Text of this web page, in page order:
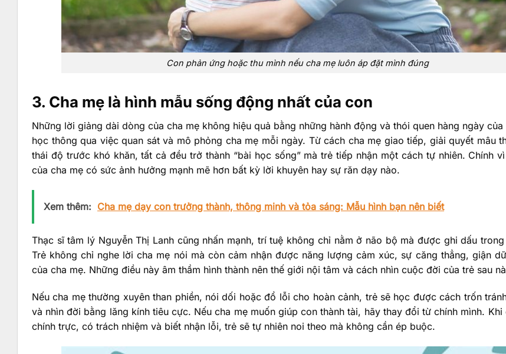
Con phản ứng hoặc thu mình nếu cha mẹ luôn áp đặt mình đúng
3. Cha mẹ là hình mẫu sống động nhất của con
Những lời giảng dài dòng của cha mẹ không hiệu quả bằng những hành động và thói quen hàng ngày
học thông qua việc quan sát và mô phỏng cha mẹ mỗi ngày. Từ cách cha mẹ giao tiếp, giải quyết mâu
thái độ trước khó khăn, tất cả đều trở thành “bài học sống” mà trẻ tiếp nhận một cách tự nhiên. Chính
của cha mẹ có sức ảnh hưởng mạnh mẽ hơn bất kỳ lời khuyên hay sự răn dạy nào.
Xem thêm: Cha mẹ dạy con trưởng thành, thông minh và tỏa sáng: Mẫu hình bạn nên biết
Thạc sĩ tâm lý Nguyễn Thị Lanh cũng nhấn mạnh, trí tuệ không chỉ nằm ở não bộ mà được ghi dấu
Trẻ không chỉ nghe lời cha mẹ nói mà còn cảm nhận được năng lượng cảm xúc, sự căng thẳng, giận
của cha mẹ. Những điều này âm thầm hình thành nên thế giới nội tâm và cách nhìn cuộc đời của trẻ sau
Nếu cha mẹ thường xuyên than phiền, nói dối hoặc đổ lỗi cho hoàn cảnh, trẻ sẽ học được cách trốn
và nhìn đời bằng lăng kính tiêu cực. Nếu cha mẹ muốn giúp con thành tài, hãy thay đổi từ chính mình. Khi
chính trực, có trách nhiệm và biết nhận lỗi, trẻ sẽ tự nhiên noi theo mà không cần ép buộc.